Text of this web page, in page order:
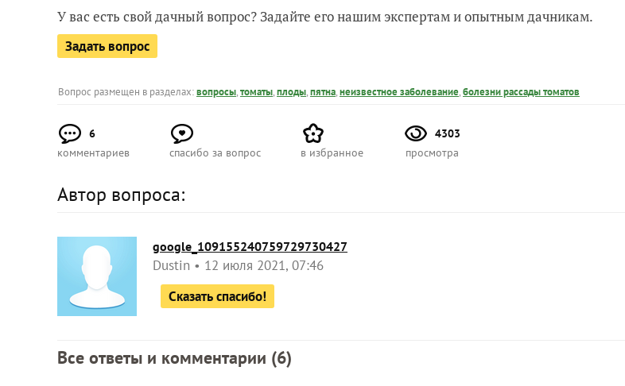
У вас есть свой дачный вопрос? Задайте его нашим экспертам и опытным дачникам.
Задать вопрос
Вопрос размещен в разделах:вопросы,томаты,плоды,пятна,неизвестное заболевание,болезни рассады томатов
6
комментариев
спасибо за вопрос в избранное
4303
просмотра
Автор вопроса:
google_109155240759729730427
Dustin
12 июля 2021, 07:46
Сказать спасибо!
Все ответы и комментарии (6)